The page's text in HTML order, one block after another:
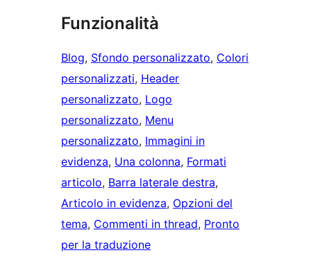
Funzionalità
Blog, Sfondo personalizzato, Colori
personalizzati, Header
personalizzato, Logo
personalizzato, Menu
personalizzato, Immagini in
evidenza, Una colonna, Formati
articolo, Barra laterale destra
Articolo in evidenza, Opzioni del
tema, Commenti in thread, Pronto
per la traduzione